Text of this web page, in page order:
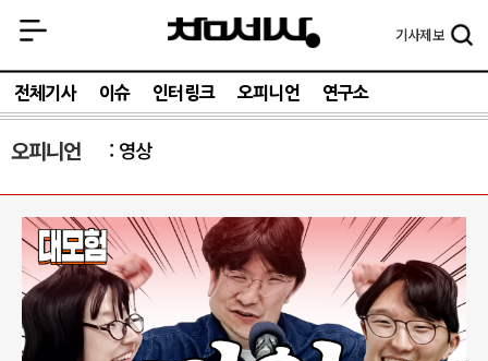
기사제보
전체기사 이슈 인터링크 오피니언 연구소
오피니언 영상